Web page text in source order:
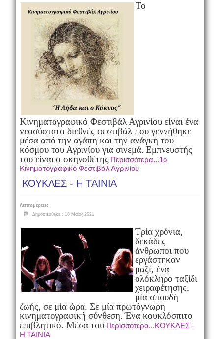
Το
Κινηματογραφικό Φεστιβάλ Αγρινίου είναι ένα
νεοσύστατο διεθνές φεστιβάλ που γεννήθηκε
μέσα από την αγάπη και την ανάγκη του
κόσμου του Αγρινίου για σινεμά. Εμπνευστής
του είναι ο σκηνοθέτης Περισσότερα...1ο
Κινηματογραφικό Φεστιβάλ Αγρινίου
ΚΟΥΚΛΕΣ - Η ΤΑΙΝΙΑ
Λεπτομέρειες
Δημοσιεύθηκε : 18 Μαϊος 2021
Τρία χρόνια,
δεκάδες
άνθρωποι που
εργάστηκαν
μαζί, ένα
ολόκληρο ταξίδι
χειραφέτησης,
μία σπουδή
ζωής, σε μία ώρα. Σε μία πρωτόγνωρη
κινηματογραφική σύνθεση. Ένα κουκλόσπιτο
επιβλητικό. Μέσα του Περισσότερα...ΚΟΥΚΛΕΣ -
Η ΤΑΙΝΙΑ